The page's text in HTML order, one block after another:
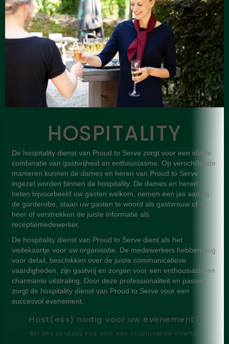
HOSPITALITY
De hospitality dienst van Proud to Serve zorgt voor een ideale
combinatie van gastvrijheid en enthousiasme. Op verschillende
manieren kunnen de dames en heren van Proud to Serve
ingezet worden binnen de hospitality. De dames en heren
heten bijvoorbeeld uw gasten welkom, nemen een jas aan bij
de garderobe, staan uw gasten te woord als gastvrouw of –
heer of verstrekken de juiste informatie als
receptiemedewerker.
De hospitality dienst van Proud to Serve dient als het
visitekaartje voor uw organisatie. De medewerkers hebben oog
voor detail, beschikken over de juiste communicatieve
vaardigheden, zijn gastvrij en zorgen voor een enthousiaste en
charmante uitstraling. Door deze professionaliteit en passie
zorgt de hospitality dienst van Proud to Serve voor een
succesvol evenement.
Host(ess) nodig voor uw evenement?
Bel ons vandaag nog voor een vrijblijvende offerte!